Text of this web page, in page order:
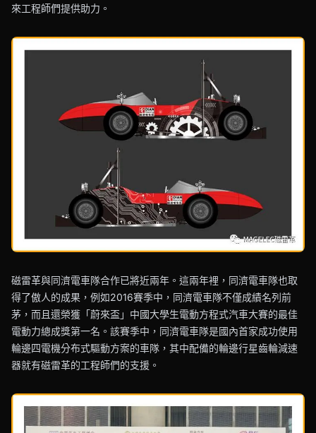
來工程師們提供助力。
磁雷革與同濟電車隊合作已將近兩年。這兩年裡，同濟電車隊也取
得了傲人的成果，例如2016賽季中，同濟電車隊不僅成績名列前
茅，而且還榮獲「蔚來盃」中國大學生電動方程式汽車大賽的最佳
電動力總成獎第一名。該賽季中，同濟電車隊是國內首家成功使用
輪邊四電機分布式驅動方案的車隊，其中配備的輪邊行星齒輪減速
器就有磁雷革的工程師們的支援。